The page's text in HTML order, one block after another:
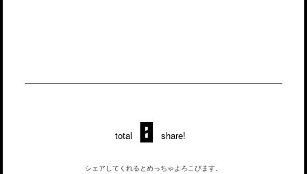
total 0 share!
シェアしてくれるとめっちゃよろこびます。